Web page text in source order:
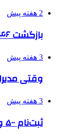
2 هفته پیش
بازگشت ۴۶ واحد صنعتی آسیب‌دیده دو جنگ اخیر البرز به چرخه تولید
3 هفته پیش
وقتی
3 هفته پیش
ثبت‌نام ۵۰۰ واحد صنعتی خسارت‌دیده جنگ برای دریافت تسهیلات